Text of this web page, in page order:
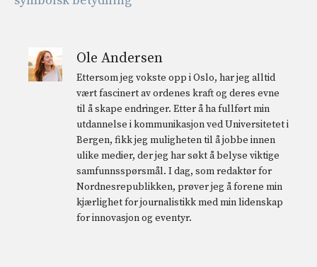
Ole Andersen
Ettersom jeg vokste opp i Oslo, har jeg alltid
vært fascinert av ordenes kraft og deres evne
til å skape endringer. Etter å ha fullført min
utdannelse i kommunikasjon ved Universitetet i
Bergen, fikk jeg muligheten til å jobbe innen
ulike medier, der jeg har søkt å belyse viktige
samfunnsspørsmål. I dag, som redaktør for
Nordnesrepublikken, prøver jeg å forene min
kjærlighet for journalistikk med min lidenskap
for innovasjon og eventyr.